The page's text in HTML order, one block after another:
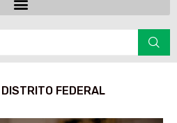
DISTRITO FEDERAL